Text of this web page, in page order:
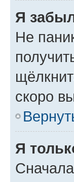
Я
Не
скоро
Я